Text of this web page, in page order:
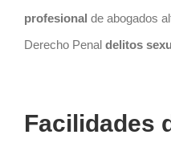
profesional de abogados
Derecho Penaldelitos
Facilidades